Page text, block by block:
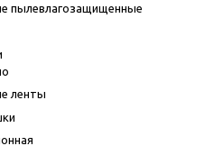
пылевлагозащищенные
ленты